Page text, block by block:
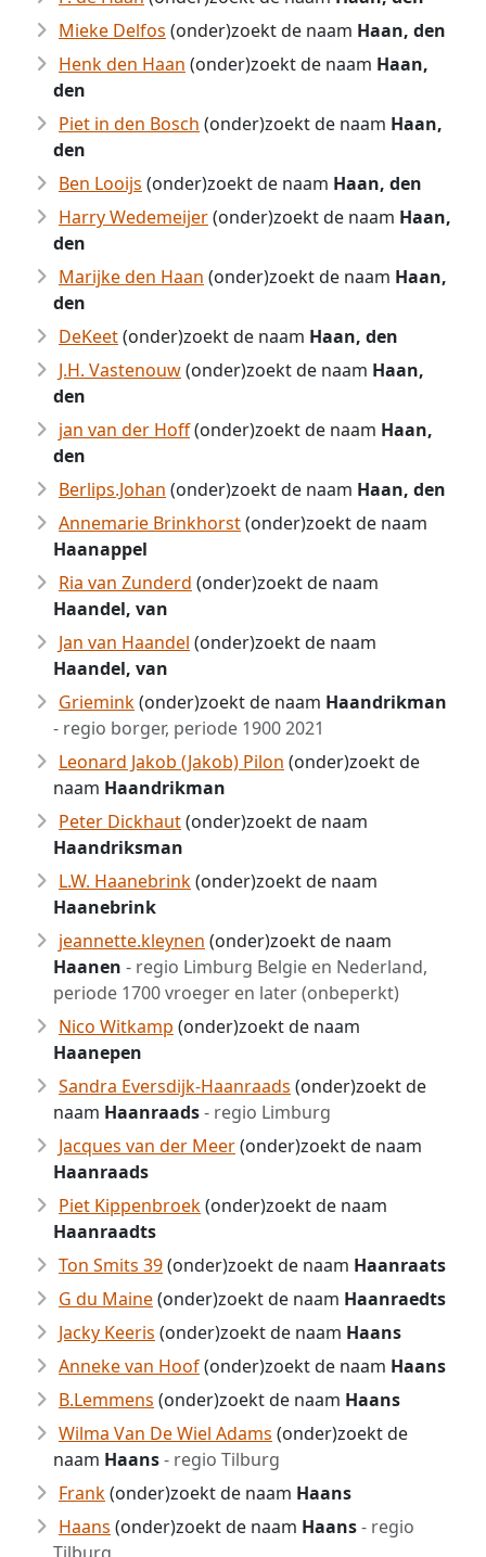
Mieke Delfos (onder)zoekt de naam Haan, den
Henk den Haan (onder)zoekt de naam Haan,
den
Piet in den Bosch (onder)zoekt de naam Haan,
den
Ben Looijs (onder)zoekt de naam Haan, den
Harry Wedemeijer(onder)zoekt de naam Haan,
den
Marijke den Haan (onder)zoekt de naam Haan,
den
DeKeet(onder)zoekt de naam Haan, den
J.H. Vastenouw(onder)zoekt de naam Haan,
den
jan van der Hoff(onder)zoekt de naam Haan,
den
Berlips.Johan (onder)zoekt de naam Haan, den
Annemarie Brinkhorst(onder)zoekt de naam
Haanappel
Ria van Zunderd (onder)zoekt de naam
Haandel, van
Jan van Haandel (onder)zoekt de naam
Haandel, van
Griemink(onder)zoekt de naam Haandrikman
- regio borger, periode 1900 2021
Leonard Jakob (Jakob) Pilon (onder)zoekt de
naam Haandrikman
Peter Dickhaut(onder)zoekt de naam
Haandriksman
L.W. Haanebrink(onder)zoekt de naam
Haanebrink
jeannette.kleynen (onder)zoekt de naam
Haanen - regio Limburg Belgie en Nederland,
periode 1700 vroeger en later (onbeperkt)
Nico Witkamp (onder)zoekt de naam
Haanepen
Sandra Eversdijk-Haanraads (onder)zoekt de
naam Haanraads- regio Limburg
Jacques van der Meer(onder)zoekt de naam
Haanraads
Piet Kippenbroek(onder)zoekt de naam
Haanraadts
Ton Smits 39(onder)zoekt de naam Haanraats
G du Maine(onder)zoekt de naam Haanraedts
Jacky Keeris (onder)zoekt de naam Haans
Anneke van Hoof(onder)zoekt de naam Haans
B.Lemmens (onder)zoekt de naam Haans
Wilma Van De Wiel Adams (onder)zoekt de
naam Haans- regio Tilburg
Frank(onder)zoekt de naam Haans
Haans (onder)zoekt de naam Haans- regio